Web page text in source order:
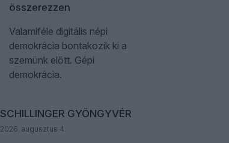
összerezzen
Valamiféle digitális népi
demokrácia bontakozik ki a
szemünk előtt. Gépi
demokrácia.
SCHILLINGER GYÖNGYVÉR
2026. augusztus 4.